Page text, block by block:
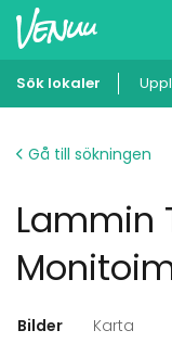
Sök lokaler
Gå till sökningen
Lammin
Bilder Karta